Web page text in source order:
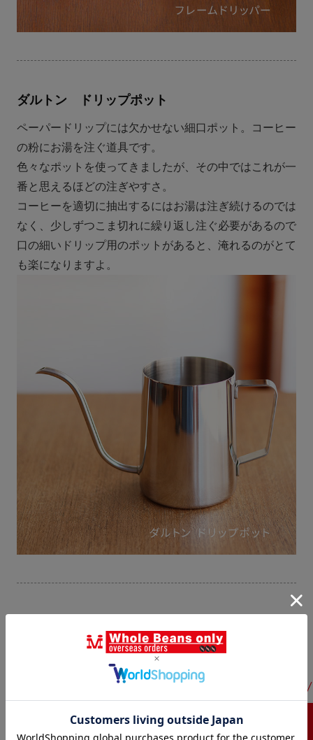
ダルトン ドリップポット
ペーパードリップには欠かせない細口ポット。コーヒー
の粉にお湯を注ぐ道具です。
色々なポットを使ってきましたが、その中ではこれが一
番と思えるほどの注ぎやすさ。
コーヒーを適切に抽出するにはお湯は注ぎ続けるのでは
なく、少しずつこま切れに繰り返し注ぐ必要があるので
口の細いドリップ用のポットがあると、淹れるのがとて
も楽になりますよ。
1人分であればドリッパーをカップに直接乗せてもOKで
すが、2人分淹れるときは必須です。
1杯が160ccの場合、2人分淹れるのにちょうど良いサイ